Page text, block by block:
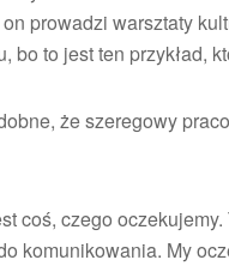
prowadzi warsztaty
bo to jest ten przykład,
że szeregowy
coś, czego
komunikowania. My